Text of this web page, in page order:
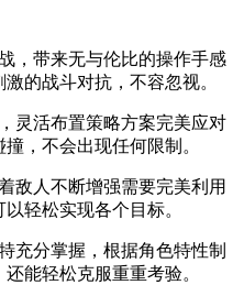
带来无与伦比的操作手感
的战斗对抗，不容忽视。
活布置策略方案完美应对
，不会出现任何限制。
人不断增强需要完美利用
轻松实现各个目标。
分掌握，根据角色特性制
能轻松克服重重考验。